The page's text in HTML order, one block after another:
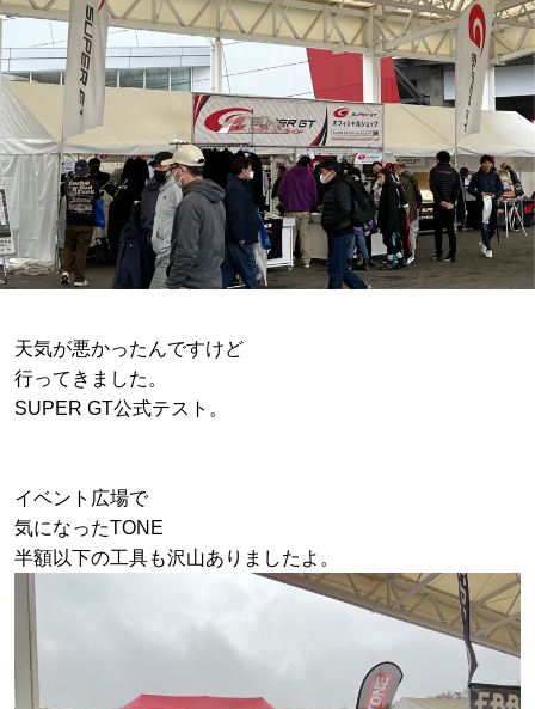
天気が悪かったんですけど
行ってきました。
SUPER GT公式テスト。
イベント広場で
気になったTONE
半額以下の工具も沢山ありましたよ。